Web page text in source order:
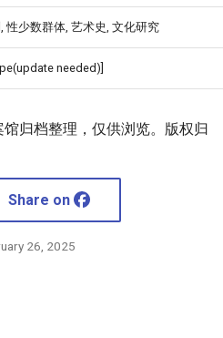
性少数群体, 艺术史, 文化研究
needed)]
归档整理，仅供浏览。版权归
Share on
26, 2025